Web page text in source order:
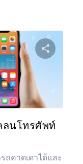
ลนโทรศัพท์
ถคาดเดาได้และ